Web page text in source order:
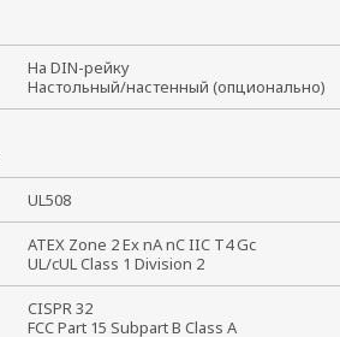
На DIN-рейку
Настольный/настенный (опционально)
UL508
ATEX Zone 2 Ex nA nC IIC T4 Gc
UL/cUL Class 1 Division 2
CISPR 32
FCC Part 15 Subpart B Class A